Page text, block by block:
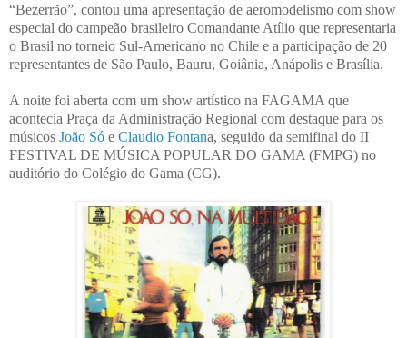
“Bezerrão”, contou uma apresentação de aeromodelismo com show
especial do campeão brasileiro Comandante Atílio que representaria
o Brasil no torneio Sul-Americano no Chile e a participação de 20
representantes de São Paulo, Bauru, Goiânia, Anápolis e Brasília.
A noite foi aberta com um show artístico na FAGAMA que
acontecia Praça da Administração Regional com destaque para os
músicos João Só e Claudio Fontana, seguido da semifinal do II
FESTIVAL DE MÚSICA POPULAR DO GAMA (FMPG) no
auditório do Colégio do Gama (CG).